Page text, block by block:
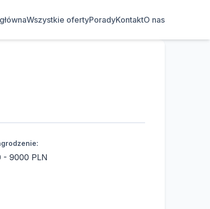
Wszystkie ofertyPoradyKontaktO nas
- 9000 PLN